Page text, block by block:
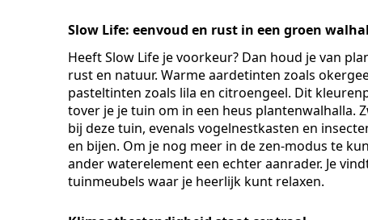
Slow Life: eenvoud en rust in een groen
Heeft Slow Life je voorkeur? Dan houd je van
rust en natuur. Warme aardetinten zoals
pasteltinten zoals lila en citroengeel. Dit
tover je je tuin om in een heus plantenwalhalla.
bij deze tuin, evenals vogelnestkasten en
en bijen. Om je nog meer in de zen-modus te
ander waterelement een echter aanrader. Je
tuinmeubels waar je heerlijk kunt relaxen.